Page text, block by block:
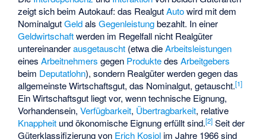
zeigt sich beim Autokauf: das RealgutAutowird mit dem
NominalgutGeldalsGegenleistungbezahlt. In einer
Geldwirtschaftwerden im Regelfall nicht Realgüter
untereinanderausgetauscht (etwa dieArbeitsleistungen
einesArbeitnehmers gegen ProduktedesArbeitgebers
beim Deputatlohn), sondern Realgüter werden gegen das
allgemeinste Wirtschaftsgut, das Nominalgut, getauscht.[1]
Ein Wirtschaftsgut liegt vor, wenn technische Eignung,
Vorhandensein,Verfügbarkeit, Übertragbarkeit, relative
Knappheit und ökonomische Eignung erfüllt sind.[2] Seit der
Güterklassifizierung von Erich Kosiol im Jahre 1966 sind